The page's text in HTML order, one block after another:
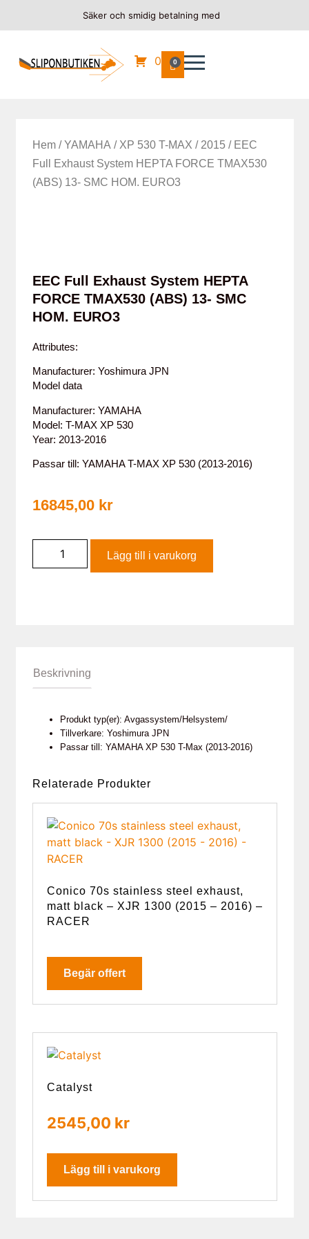
Säker och smidig betalning med
0 0
Hem/YAMAHA / XP 530 T-MAX / 2015/ EEC
Full Exhaust System HEPTA FORCE TMAX530
(ABS) 13- SMC HOM. EURO3
EEC Full Exhaust System HEPTA
FORCE TMAX530 (ABS) 13- SMC
HOM. EURO3
Attributes:
Manufacturer: Yoshimura JPN
Model data
Manufacturer: YAMAHA
Model: T-MAX XP 530
Year: 2013-2016
Passar till: YAMAHA T-MAX XP 530 (2013-2016)
16845,00 kr
Lägg till i varukorg
Beskrivning
Produkt typ(er): Avgassystem/Helsystem/
Tillverkare: Yoshimura JPN
Passar till: YAMAHA XP 530 T-Max (2013-2016)
Relaterade Produkter
Conico 70s stainless steel exhaust,
matt black – XJR 1300 (2015 – 2016) –
RACER
Begär offert
Catalyst
2545,00 kr
Lägg till i varukorg